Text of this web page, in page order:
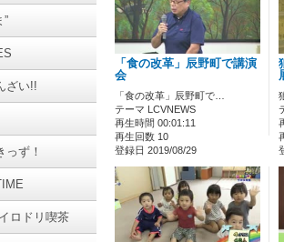
”
ざい!!
っず！
ロドリ喫茶
「食の改革」辰野町で講演
会
「食の改革」辰野町で…
テーマ LCVNEWS
再生時間 00:01:11
再生回数 10
登録日 2019/08/29